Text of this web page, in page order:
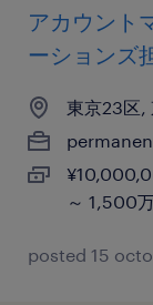
アカウント
ーションズ
東京23区,
～ 1,500
posted 15